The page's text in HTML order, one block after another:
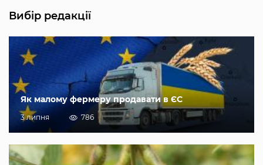
Вибір редакції
Як малому фермеру продавати в ЄС
3 липня 786